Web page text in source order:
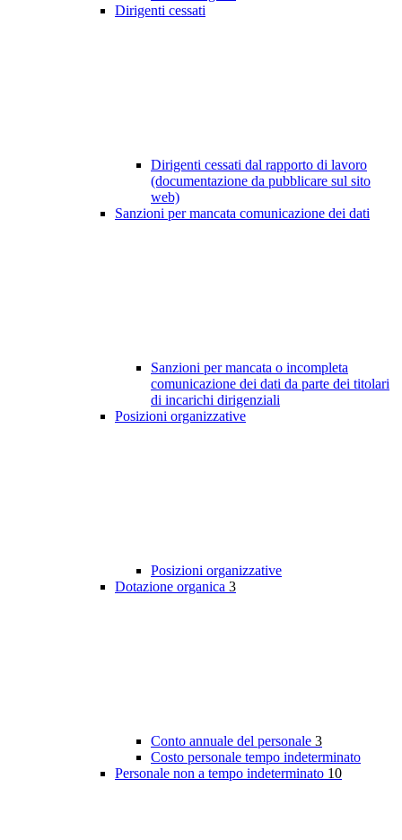
Dirigenti cessati
Dirigenti cessati dal rapporto di lavoro
(documentazione da pubblicare sul sito
web)
Sanzioni per mancata comunicazione dei dati
Sanzioni per mancata o incompleta
comunicazione dei dati da parte dei titolari
di incarichi dirigenziali
Posizioni organizzative
Posizioni organizzative
Dotazione organica 3
Conto annuale del personale 3
Costo personale tempo indeterminato
Personale non a tempo indeterminato 10